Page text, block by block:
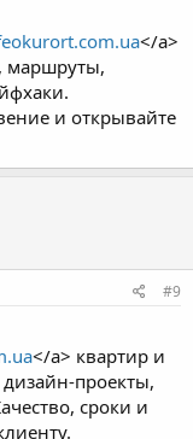
</a>
маршруты,
и открывайте
#9
</a> квартир и
проекты,
сроки и